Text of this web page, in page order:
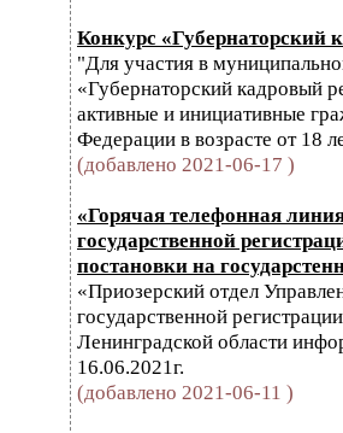
Конкурс «Губернаторский
"Для участия в
«Губернаторский кадровый
активные и инициативные
Федерации в возрасте от 18
(добавлено 2021-06-17 )
«Горячая телефонная
государственной
постановки на
«Приозерский отдел
государственной
Ленинградской области
16.06.2021г.
(добавлено 2021-06-11 )